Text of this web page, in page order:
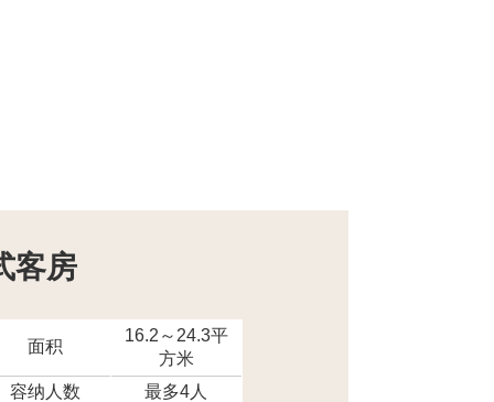
客房
面积
16.2～24.3平
方米
容纳人数
最多4人